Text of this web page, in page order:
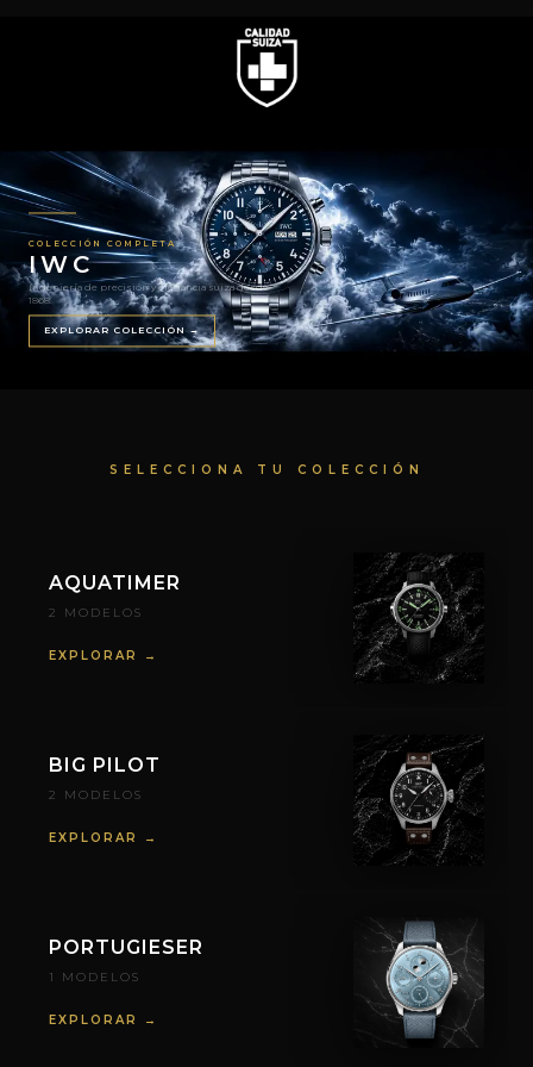
COLECCIÓN COMPLETA
IWC
Ingeniería de precisión y elegancia suiza desde
1868.
EXPLORAR COLECCIÓN →
SELECCIONA TU COLECCIÓN
AQUATIMER
2 MODELOS
EXPLORAR →
BIG PILOT
2 MODELOS
EXPLORAR →
PORTUGIESER
1 MODELOS
EXPLORAR →